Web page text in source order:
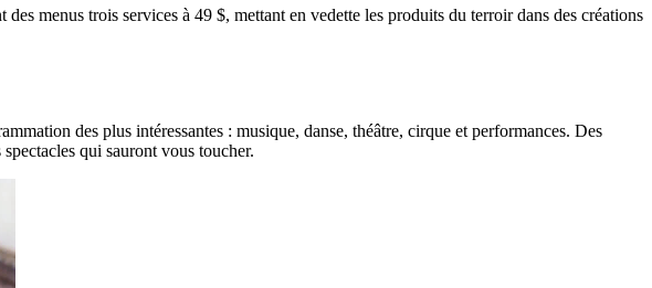
menus trois services à 49 $, mettant en vedette les produits du terroir dans des créations
des plus intéressantes : musique, danse, théâtre, cirque et performances. Des
qui sauront vous toucher.